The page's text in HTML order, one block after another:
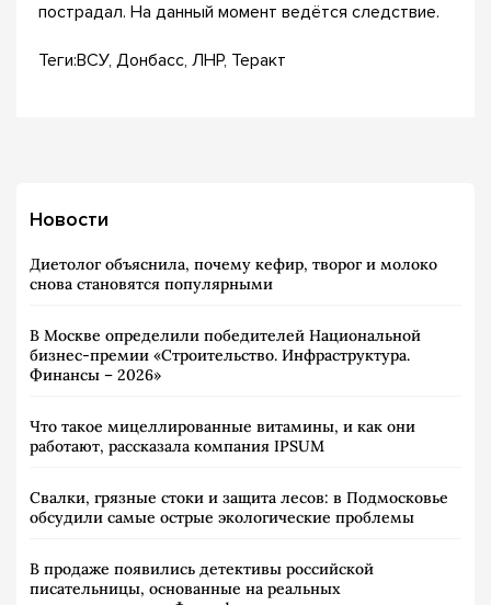
пострадал. На данный момент ведётся следствие.
Теги:ВСУ, Донбасс, ЛНР, Теракт
Новости
Диетолог объяснила, почему кефир, творог и молоко
снова становятся популярными
В Москве определили победителей Национальной
бизнес-премии «Строительство. Инфраструктура.
Финансы – 2026»
Что такое мицеллированные витамины, и как они
работают, рассказала компания IPSUM
Свалки, грязные стоки и защита лесов: в Подмосковье
обсудили самые острые экологические проблемы
В продаже появились детективы российской
писательницы, основанные на реальных